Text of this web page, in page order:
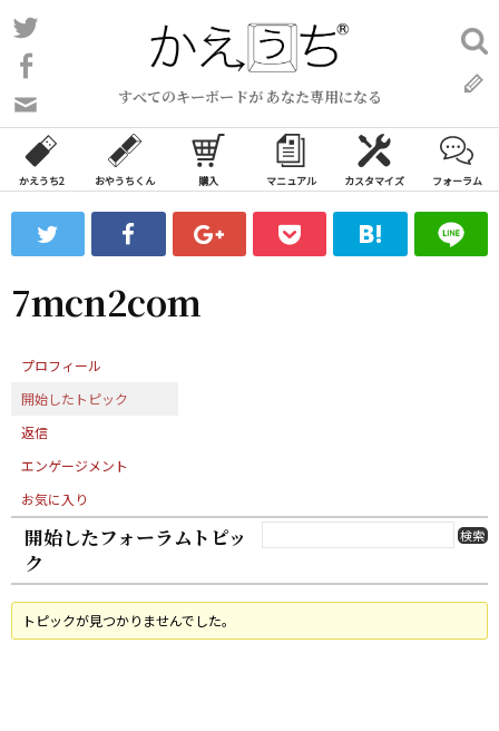
コ
ン
ン
ツ
ス
ッ
プ
すべてのキーボードが あなた専用になる
い
合
わ
フ
ォ
ム
検
索:
かえうち2 おやうちくん 購入 マニュアル カスタマイズ フォーラム
7mcn2com
プロフィール
開始したトピック
返信
エンゲージメント
お気に入り
開始したフォーラムトピッ
ク
トピックが見つかりませんでした。